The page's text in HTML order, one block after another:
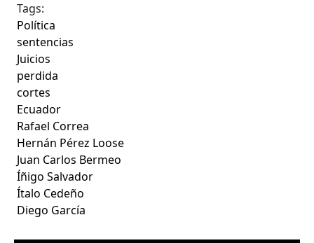
Tags:
Política
sentencias
Juicios
perdida
cortes
Ecuador
Rafael Correa
Hernán Pérez Loose
Juan Carlos Bermeo
Íñigo Salvador
Ítalo Cedeño
Diego García